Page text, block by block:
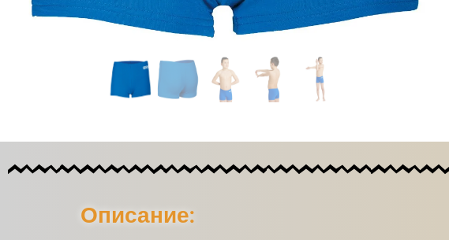
Описание: